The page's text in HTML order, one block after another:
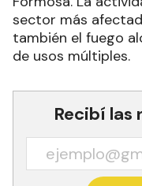
sector más
también el fuego
de usos múltiples.
Recibí las